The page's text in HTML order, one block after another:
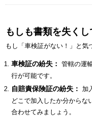
もしも書類を失く
もし「車検証がない！」と気
車検証の紛失： 管轄の運
行が可能です。
自賠責保険証の紛失：
加
どこで加入したか分からな
合わせてみましょう。